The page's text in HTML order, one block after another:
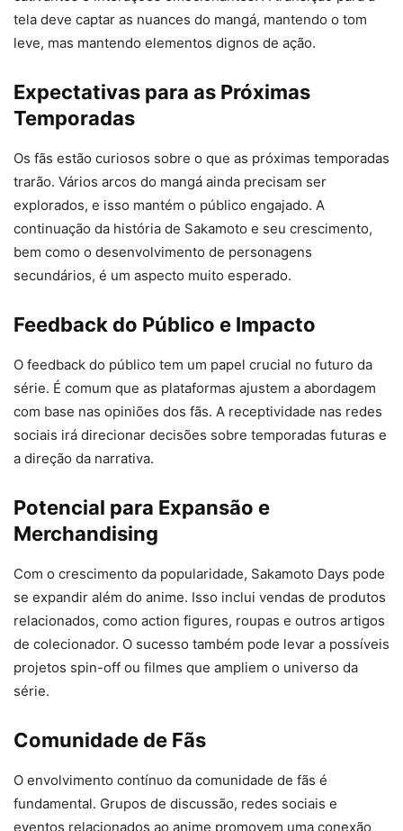
tela deve captar as nuances do mangá, mantendo o tom
leve, mas mantendo elementos dignos de ação.
Expectativas para as Próximas
Temporadas
Os fãs estão curiosos sobre o que as próximas temporadas
trarão. Vários arcos do mangá ainda precisam ser
explorados, e isso mantém o público engajado. A
continuação da história de Sakamoto e seu crescimento,
bem como o desenvolvimento de personagens
secundários, é um aspecto muito esperado.
Feedback do Público e Impacto
O feedback do público tem um papel crucial no futuro da
série. É comum que as plataformas ajustem a abordagem
com base nas opiniões dos fãs. A receptividade nas redes
sociais irá direcionar decisões sobre temporadas futuras e
a direção da narrativa.
Potencial para Expansão e
Merchandising
Com o crescimento da popularidade, Sakamoto Days pode
se expandir além do anime. Isso inclui vendas de produtos
relacionados, como action figures, roupas e outros artigos
de colecionador. O sucesso também pode levar a possíveis
projetos spin-off ou filmes que ampliem o universo da
série.
Comunidade de Fãs
O envolvimento contínuo da comunidade de fãs é
fundamental. Grupos de discussão, redes sociais e
eventos relacionados ao anime promovem uma conexão